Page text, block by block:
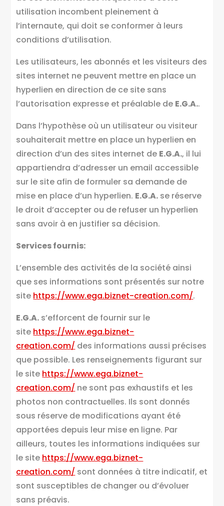
utilisation incombent pleinement à
l’internaute, qui doit se conformer à leurs
conditions d’utilisation.
Les utilisateurs, les abonnés et les visiteurs des
sites internet ne peuvent mettre en place un
hyperlien en direction de ce site sans
l’autorisation expresse et préalable de E.G.A..
Dans l’hypothèse où un utilisateur ou visiteur
souhaiterait mettre en place un hyperlien en
direction d’un des sites internet de E.G.A., il lui
appartiendra d’adresser un email accessible
sur le site afin de formuler sa demande de
mise en place d’un hyperlien. E.G.A. se réserve
le droit d’accepter ou de refuser un hyperlien
sans avoir à en justifier sa décision.
Services fournis:
L’ensemble des activités de la société ainsi
que ses informations sont présentés sur notre
site https://www.ega.biznet-creation.com/.
E.G.A. s’efforcent de fournir sur le
site https://www.ega.biznet-
creation.com/ des informations aussi précises
que possible. Les renseignements figurant sur
le site https://www.ega.biznet-
creation.com/ ne sont pas exhaustifs et les
photos non contractuelles. Ils sont donnés
sous réserve de modifications ayant été
apportées depuis leur mise en ligne. Par
ailleurs, toutes les informations indiquées sur
le site https://www.ega.biznet-
creation.com/ sont données à titre indicatif, et
sont susceptibles de changer ou d’évoluer
sans préavis.